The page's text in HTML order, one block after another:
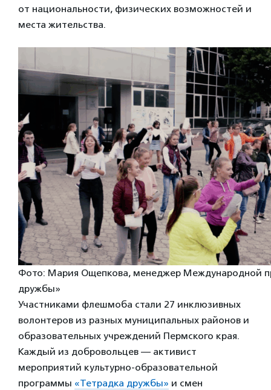
от национальности, физических возможностей и
места жительства.
Фото: Мария Ощепкова, менеджер Международной
дружбы»
Участниками флешмоба стали 27 инклюзивных
волонтеров из разных муниципальных районов и
образовательных учреждений Пермского края.
Каждый из добровольцев — активист
мероприятий культурно-образовательной
программы «Тетрадка дружбы» и смен